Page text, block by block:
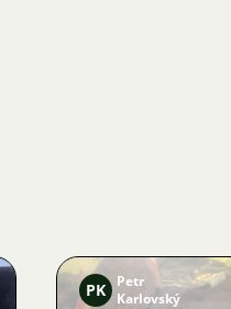
PK
Petr
Karlovský